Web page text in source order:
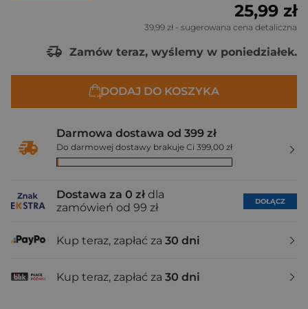
25,99 zł
39,99 zł - sugerowana cena detaliczna
Zamów teraz, wyślemy w poniedziałek.
DODAJ DO KOSZYKA
Darmowa dostawa od 399 zł
Do darmowej dostawy brakuje Ci 399,00 zł
Dostawa za 0 zł dla
zamówień od 99 zł
DOŁĄCZ
Kup teraz, zapłać za 30 dni
Kup teraz, zapłać za 30 dni